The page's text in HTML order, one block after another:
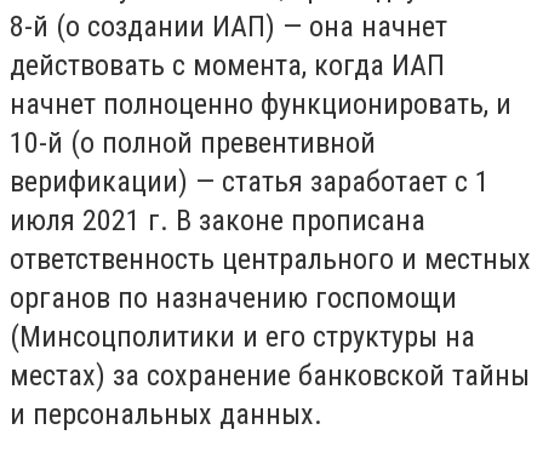
8-й (о создании ИАП) — она начнет
действовать с момента, когда ИАП
начнет полноценно функционировать, и
10-й (о полной превентивной
верификации) — статья заработает с 1
июля 2021 г. В законе прописана
ответственность центрального и местных
органов по назначению госпомощи
(Минсоцполитики и его структуры на
местах) за сохранение банковской тайны
и персональных данных.